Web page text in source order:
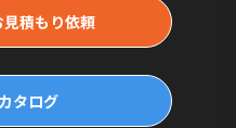
見積もり依頼
タログ